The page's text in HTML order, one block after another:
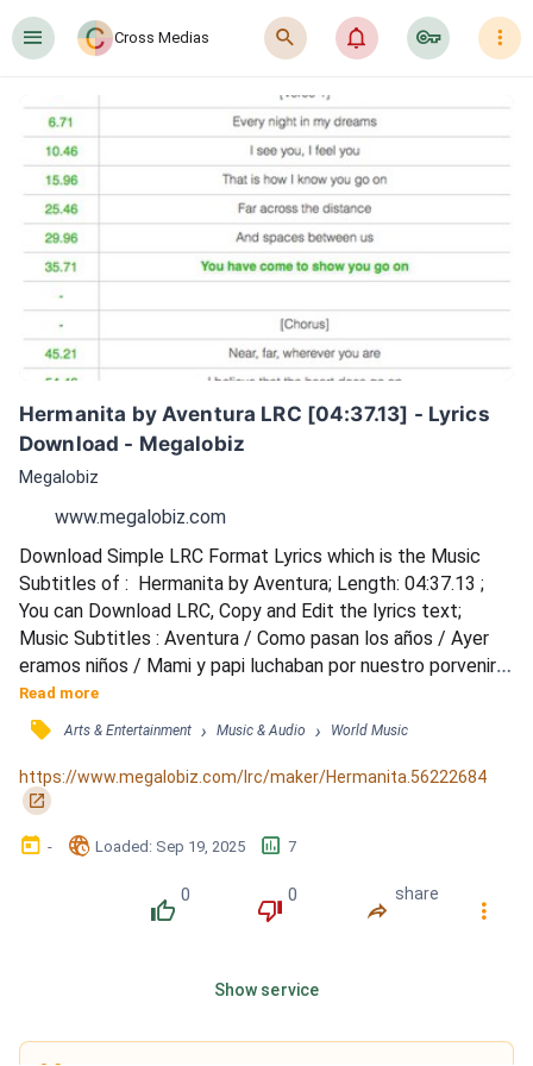
󰍜 Cross Medias 󰍉 󰂜 󰷖 󰇙
Hermanita by Aventura LRC [04:37.13] - Lyrics
Download - Megalobiz
Megalobiz
www.megalobiz.com
Download Simple LRC Format Lyrics which is the Music
Subtitles of :  Hermanita by Aventura; Length: 04:37.13 ;
You can Download LRC, Copy and Edit the lyrics text;
Music Subtitles : Aventura / Como pasan los años / Ayer
eramos niños / Mami y papi luchaban por nuestro porvenir /
Tú cuidabas de mi / Hoy yo velo por ti / Hermanita te adoro
sé que no eres feliz / Otro golpe en la cara / Esto es cada
semana / Y como siempre una excusa que tú ganas al fin /
Que él se burle de ti / Pero que hago yo aqu...
Read more
󰓹 Arts & Entertainment › Music & Audio › World Music
https://www.megalobiz.com/lrc/maker/Hermanita.56222684
󰏌
󰃶 - 󱉊 Loaded: Sep 19, 2025 󱕎 7
󰔔
0
󰔒
0
󰤲
share
󰇙
Show service